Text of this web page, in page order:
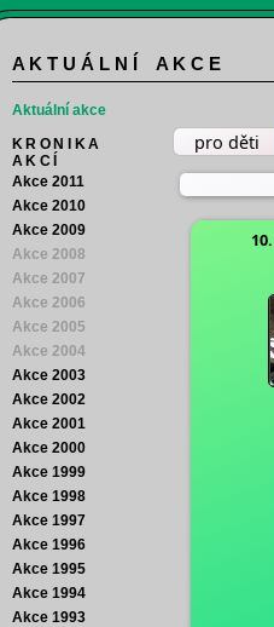
A K T U Á L N Í A K C E
Aktuální akce
KRONIKA
AKCÍ
Akce 2011
Akce 2010
Akce 2009
Akce 2008
Akce 2007
Akce 2006
Akce 2005
Akce 2004
Akce 2003
Akce 2002
Akce 2001
Akce 2000
Akce 1999
Akce 1998
Akce 1997
Akce 1996
Akce 1995
Akce 1994
Akce 1993
pro děti